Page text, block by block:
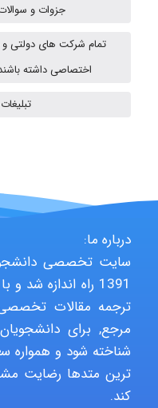
جزوات و
تمام شرکت های
اختصاصی داشته
درباره ما:
سایت تخصصی
1391 راه اندازه
ترجمه مقالات
مرجع, برای
شناخته شود و همواره
ترین متدها رضایت
کند.